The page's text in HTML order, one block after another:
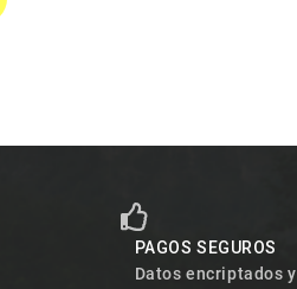
PAGOS SEGUROS
Datos encriptados y